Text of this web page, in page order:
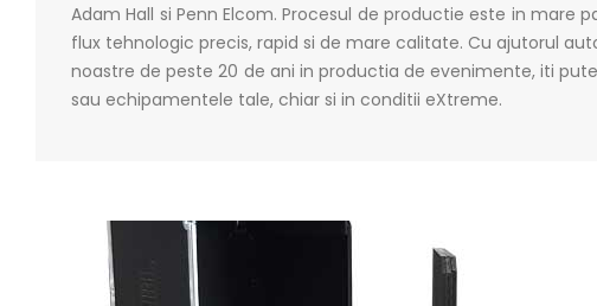
Adam Hall si Penn Elcom. Procesul de productie este in mare
flux tehnologic precis, rapid si de mare calitate. Cu ajutorul
noastre de peste 20 de ani in productia de evenimente, iti
sau echipamentele tale, chiar si in conditii eXtreme.